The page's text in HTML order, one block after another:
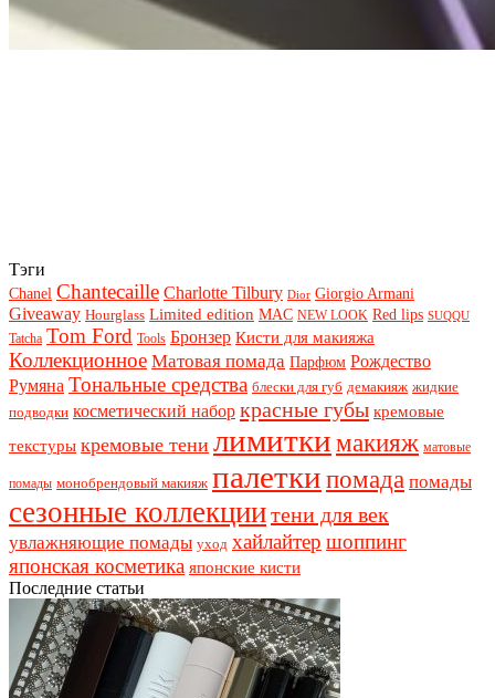
Тэги
Chanel Chantecaille Charlotte Tilbury Dior Giorgio Armani
Giveaway Hourglass Limited edition MAC NEW LOOK Red lips SUQQU
Tatcha Tom Ford Tools Бронзер Кисти для макияжа
Коллекционное Матовая помада Парфюм Рождество
Румяна Тональные средства блески для губ демакияж жидкие
подводки косметический набор красные губы кремовые
текстуры кремовые тени лимиткимакияж матовые
помады монобрендовый макияж палеткипомада помады
сезонные коллекциитени для век
увлажняющие помады уход хайлайтер шоппинг
японская косметика японские кисти
Последние статьи